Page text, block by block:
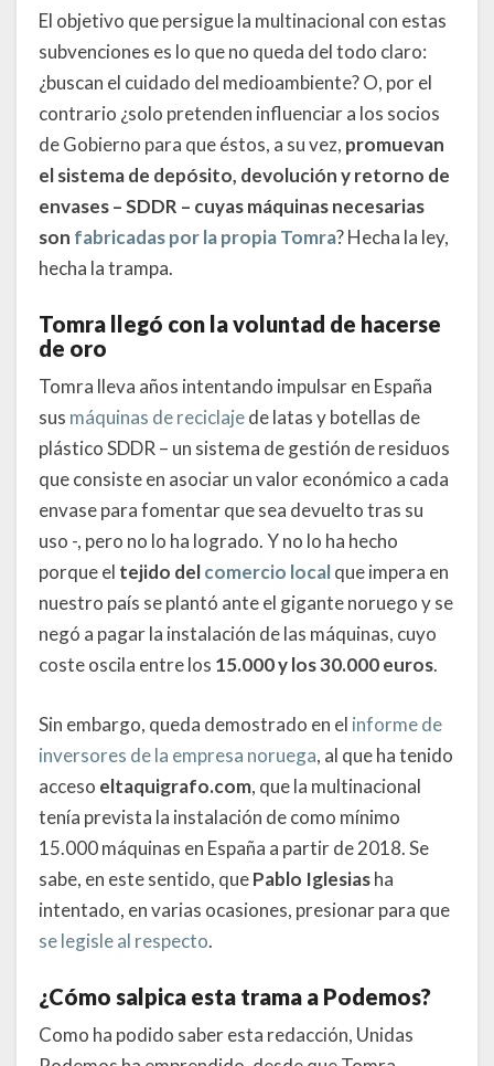
El objetivo que persigue la multinacional con estas
subvenciones es lo que no queda del todo claro:
¿buscan el cuidado del medioambiente? O, por el
contrario ¿solo pretenden influenciar a los socios
de Gobierno para que éstos, a su vez, promuevan
el sistema de depósito, devolución y retorno de
envases – SDDR – cuyas máquinas necesarias
son fabricadas por la propia Tomra? Hecha la ley,
hecha la trampa.
Tomra llegó con la voluntad de hacerse
de oro
Tomra lleva años intentando impulsar en España
sus máquinas de reciclajede latas y botellas de
plástico SDDR – un sistema de gestión de residuos
que consiste en asociar un valor económico a cada
envase para fomentar que sea devuelto tras su
uso -, pero no lo ha logrado. Y no lo ha hecho
porque el tejido delcomercio localque impera en
nuestro país se plantó ante el gigante noruego y se
negó a pagar la instalación de las máquinas, cuyo
coste oscila entre los 15.000 y los 30.000 euros.
Sin embargo, queda demostrado en el informe de
inversores de la empresa noruega, al que ha tenido
acceso eltaquigrafo.com, que la multinacional
tenía prevista la instalación de como mínimo
15.000 máquinas en España a partir de 2018. Se
sabe, en este sentido, quePablo Iglesiasha
intentado, en varias ocasiones, presionar para que
se legisle al respecto.
¿Cómo salpica esta trama a Podemos?
Como ha podido saber esta redacción, Unidas